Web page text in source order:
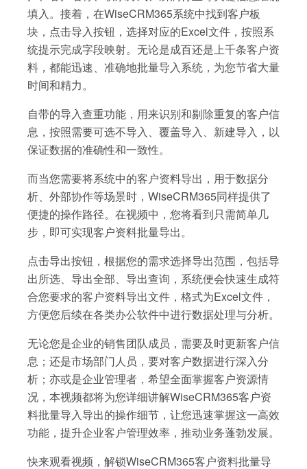
填入。接着，在WiseCRM365系统中找到客户板
块，点击导入按钮，选择对应的Excel文件，按照系
统提示完成字段映射。无论是成百还是上千条客户资
料，都能迅速、准确地批量导入系统，为您节省大量
时间和精力。
自带的导入查重功能，用来识别和剔除重复的客户信
息，按照需要可选不导入、覆盖导入、新建导入，以
保证数据的准确性和一致性。
而当您需要将系统中的客户资料导出，用于数据分
析、外部协作等场景时，WiseCRM365同样提供了
便捷的操作路径。在视频中，您将看到只需简单几
步，即可实现客户资料批量导出。
点击导出按钮，根据您的需求选择导出范围，包括导
出所选、导出全部、导出查询，系统便会快速生成符
合您要求的客户资料导出文件，格式为Excel文件，
方便您后续在各类办公软件中进行数据处理与分析。
无论您是企业的销售团队成员，需要及时更新客户信
息；还是市场部门人员，要对客户数据进行深入分
析；亦或是企业管理者，希望全面掌握客户资源情
况，本视频都将为您详细讲解WiseCRM365客户资
料批量导入导出的操作细节，让您迅速掌握这一高效
功能，提升企业客户管理效率，推动业务蓬勃发展。
快来观看视频，解锁WiseCRM365客户资料批量导